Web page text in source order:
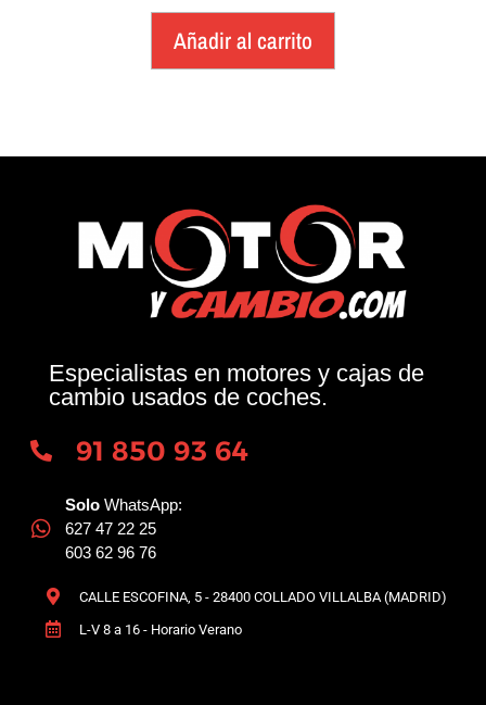
Añadir al carrito
Especialistas en motores y cajas de
cambio usados de coches.
91 850 93 64
Solo WhatsApp:
627 47 22 25
603 62 96 76
CALLE ESCOFINA, 5 - 28400 COLLADO VILLALBA (MADRID)
L-V 8 a 16 - Horario Verano